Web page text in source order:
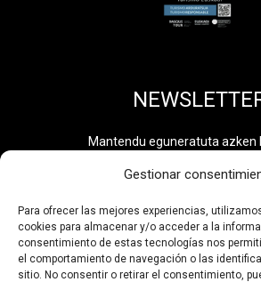
Gestionar
Para ofrecer las mejores experiencias,
cookies para almacenar y/o acceder a la
consentimiento de estas tecnologías nos
el comportamiento de navegación o las
sitio. No consentir o retirar el consentimiento,
Mantendu eguneratuta azken
Pribatutasun politikairakurri eta
osagarria eskuragarri dago
Jardueren Erregistroan .